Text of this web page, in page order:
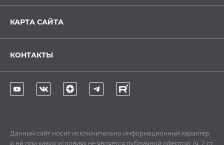
КАРТА САЙТА
КОНТАКТЫ
Данный сайт носит исключительно информационный характер
и ни при каких условиях не является публичной офертой, (ч. 2 ст.